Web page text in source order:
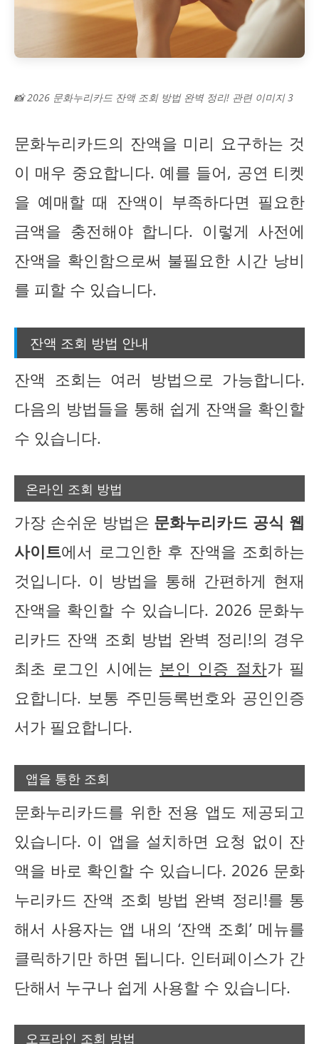
📸 2026 문화누리카드 잔액 조회 방법 완벽 정리! 관련 이미지 3
문화누리카드의 잔액을 미리 요구하는 것
이 매우 중요합니다. 예를 들어, 공연 티켓
을 예매할 때 잔액이 부족하다면 필요한
금액을 충전해야 합니다. 이렇게 사전에
잔액을 확인함으로써 불필요한 시간 낭비
를 피할 수 있습니다.
잔액 조회 방법 안내
잔액 조회는 여러 방법으로 가능합니다.
다음의 방법들을 통해 쉽게 잔액을 확인할
수 있습니다.
온라인 조회 방법
가장 손쉬운 방법은 문화누리카드 공식 웹
사이트에서 로그인한 후 잔액을 조회하는
것입니다. 이 방법을 통해 간편하게 현재
잔액을 확인할 수 있습니다. 2026 문화누
리카드 잔액 조회 방법 완벽 정리!의 경우
최초 로그인 시에는 본인 인증 절차가 필
요합니다. 보통 주민등록번호와 공인인증
서가 필요합니다.
앱을 통한 조회
문화누리카드를 위한 전용 앱도 제공되고
있습니다. 이 앱을 설치하면 요청 없이 잔
액을 바로 확인할 수 있습니다. 2026 문화
누리카드 잔액 조회 방법 완벽 정리!를 통
해서 사용자는 앱 내의 ‘잔액 조회’ 메뉴를
클릭하기만 하면 됩니다. 인터페이스가 간
단해서 누구나 쉽게 사용할 수 있습니다.
오프라인 조회 방법